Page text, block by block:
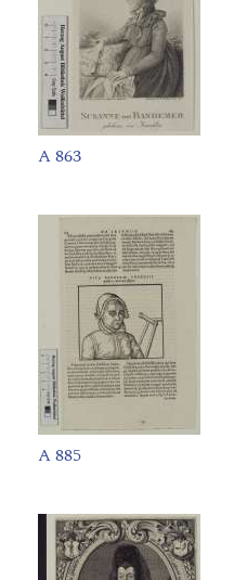
A 863
A 885